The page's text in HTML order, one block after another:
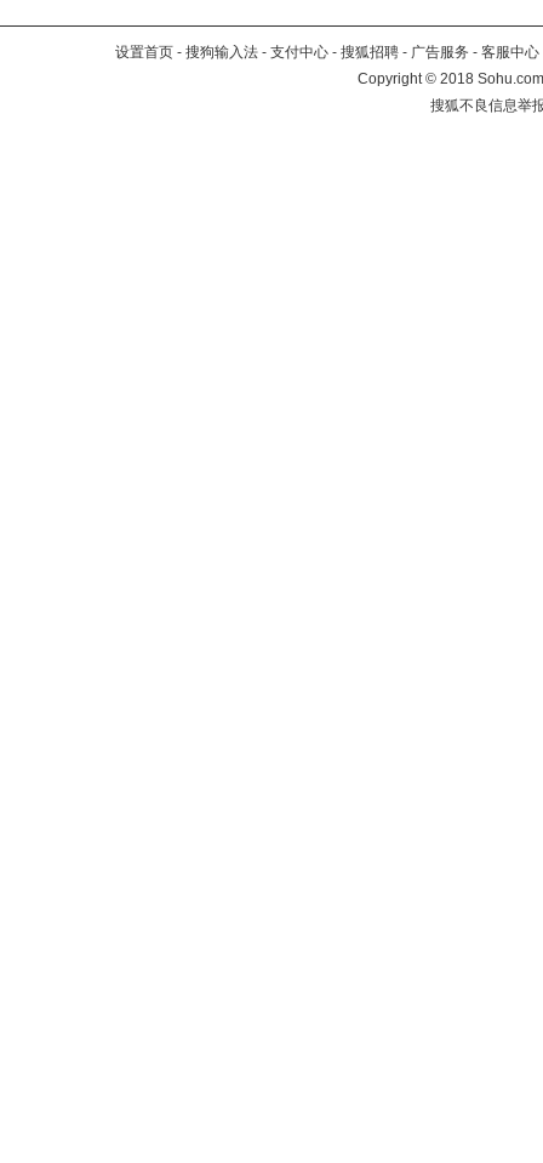
设置首页 - 搜狗输入法 - 支付中心 - 搜狐招聘 - 广告服务 - 客服中心
Copyright©2018
搜狐不良信息举